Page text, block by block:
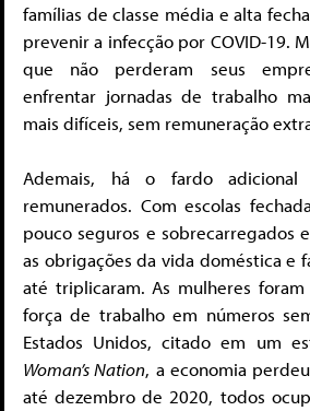
famílias de classe média e alta
prevenir a infecção por COVID-19.
que não perderam seus
enfrentar jornadas de trabalho
mais difíceis, sem remuneração
Ademais, há o fardo
remunerados. Com escolas
pouco seguros e sobrecarregados
as obrigações da vida doméstica e
até triplicaram. As mulheres
força de trabalho em números
Estados Unidos, citado em um
Woman’s Nation, a economia
até dezembro de 2020, todos